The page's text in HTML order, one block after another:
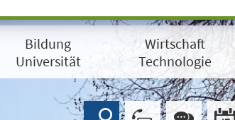
Bildung
Universität
Wirtschaft
Technologie